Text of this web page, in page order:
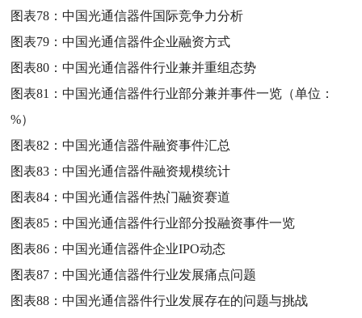
图表78：中国光通信器件国际竞争力分析
图表79：中国光通信器件企业融资方式
图表80：中国光通信器件行业兼并重组态势
图表81：中国光通信器件行业部分兼并事件一览（单位：
%）
图表82：中国光通信器件融资事件汇总
图表83：中国光通信器件融资规模统计
图表84：中国光通信器件热门融资赛道
图表85：中国光通信器件行业部分投融资事件一览
图表86：中国光通信器件企业IPO动态
图表87：中国光通信器件行业发展痛点问题
图表88：中国光通信器件行业发展存在的问题与挑战